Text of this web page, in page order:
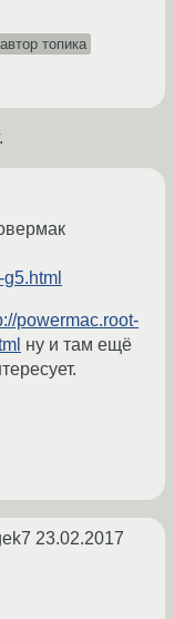
автор топика
powermac.root-
ну и там ещё
23.02.2017